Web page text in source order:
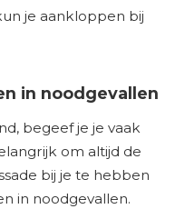
je aankloppen bij
in noodgevallen
begeef je je vaak
om altijd de
bij je te hebben
in noodgevallen.